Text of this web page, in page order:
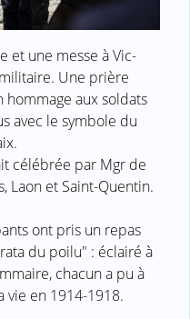
et une messe à Vic-
Une prière
aux soldats
avec le symbole du
célébrée par Mgr de
Laon et Saint-Quentin.
ont pris un repas
du poilu" : éclairé à
chacun a pu à
vie en 1914-1918.